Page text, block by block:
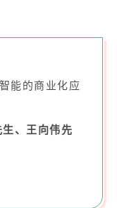
能的商业化应
、王向伟先